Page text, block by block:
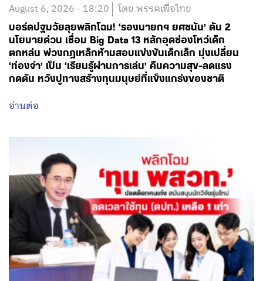
August 6, 2026 - 18:20 โดย พรรคเพื่อไทย
บอร์ดปฐมวัยลุยพลิกโฉม! ‘รองนายกฯ ยศชนัน’ ดัน 2
นโยบายด่วน เชื่อม Big Data 13 หลักอุดช่องโหว่เด็ก
ตกหล่น พ่วงกฎเหล็กห้ามสอบแข่งขันเด็กเล็ก มุ่งเปลี่ยน
‘ท่องจำ’ เป็น ‘เรียนรู้ผ่านการเล่น’ คืนความสุข-ลดแรง
กดดัน หวังปูทางสร้างทุนมนุษย์ที่แข็งแกร่งของชาติ
อ่านต่อ